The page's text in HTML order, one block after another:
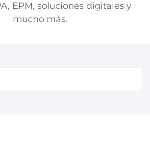
EPM, soluciones digitales y
mucho más.